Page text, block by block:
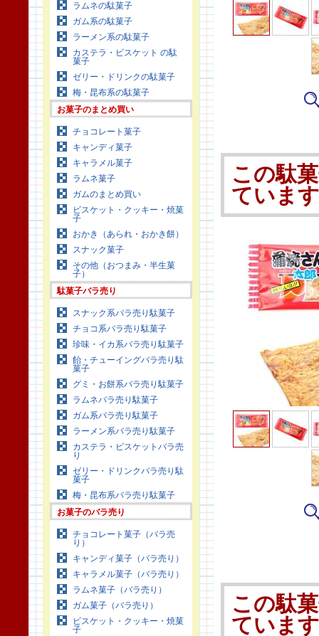
ラムネの駄菓子
ガム系の駄菓子
ラーメン系の駄菓子
カステラ・ビスケット の駄
菓子
ゼリー・ドリンクの駄菓子
梅・昆布系の駄菓子
お菓子のまとめ買い
チョコレート菓子
キャンディ菓子
キャラメル菓子
ラムネ菓子
ガムのまとめ買い
ビスケット・クッキー・焼菓
子
おかき（あられ・おかき餅）
スナック菓子
その他（おつまみ・半生菓
子）
駄菓子バラ売り
スナック系バラ売り駄菓子
チョコ系バラ売り駄菓子
珍味・イカ系バラ売り駄菓子
飴・チューイングバラ売り駄
菓子
グミ・お餅系バラ売り駄菓子
ラムネバラ売り駄菓子
ガム系バラ売り駄菓子
ラーメン系バラ売り駄菓子
カステラ・ビスケットバラ売
り
ゼリー・ドリンクバラ売り駄
菓子
梅・昆布系バラ売り駄菓子
お菓子のバラ売り
チョコレート菓子（バラ売
り）
キャンディ菓子（バラ売り）
キャラメル菓子（バラ売り）
ラムネ菓子（バラ売り）
ガム菓子（バラ売り）
ビスケット・クッキー・焼菓
子
この駄
ていま
この駄
ていま